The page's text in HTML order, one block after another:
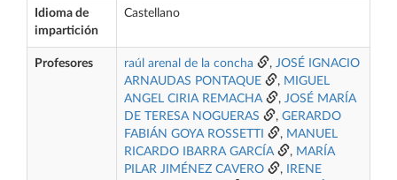
Idioma de
impartición
Castellano
Profesores raúl arenal de la concha , JOSÉ IGNACIO
ARNAUDAS PONTAQUE
, MIGUEL
ANGEL CIRIA REMACHA
, JOSÉ MARÍA
DE TERESA NOGUERAS
, GERARDO
FABIÁN GOYA ROSSETTI
, MANUEL
RICARDO IBARRA GARCÍA
, MARÍA
PILAR JIMÉNEZ CAVERO
,
IRENE